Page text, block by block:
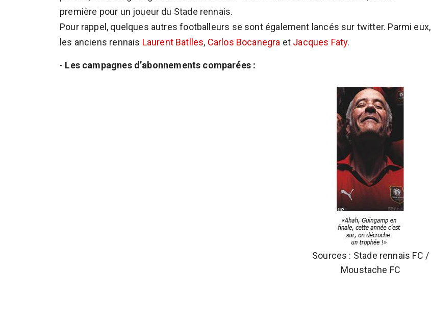
première pour un joueur du Stade rennais.
Pour rappel, quelques autres footballeurs se sont également lancés sur twitter. Parmi eux,
les anciens rennais Laurent Batlles, Carlos Bocanegra et Jacques Faty.
- Les campagnes d’abonnements comparées :
Sources : Stade rennais FC /
Moustache FC